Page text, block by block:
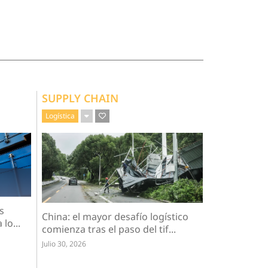
lo...
SUPPLY CHAIN
Logística
China: el mayor desafío logístico
comienza tras el paso del tif...
Julio 30, 2026